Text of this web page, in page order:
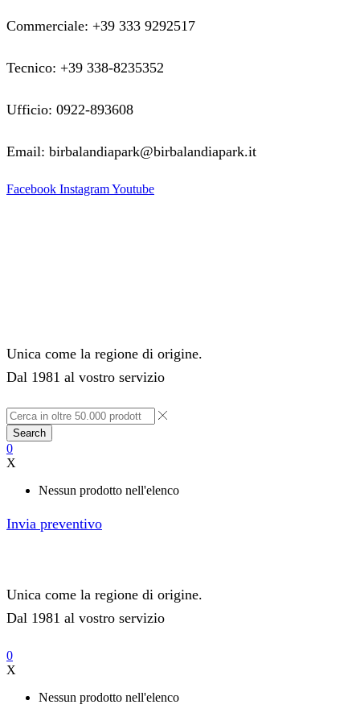
Commerciale: +39 333 9292517
Tecnico: +39 338-8235352
Ufficio: 0922-893608
Email: birbalandiapark@birbalandiapark.it
Facebook InstagramYoutube
Unica come la regione di origine.
Dal 1981 al vostro servizio
Search
0
X
Nessun prodotto nell'elenco
Invia preventivo
Unica come la regione di origine.
Dal 1981 al vostro servizio
0
X
Nessun prodotto nell'elenco